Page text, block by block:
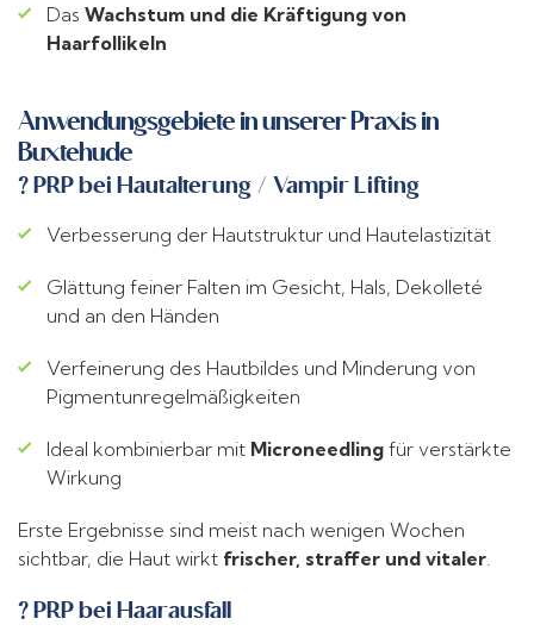
Das Wachstum und die Kräftigung von
Haarfollikeln
Anwendungsgebiete in unserer Praxis in
Buxtehude
? PRP bei Hautalterung / Vampir Lifting
Verbesserung der Hautstruktur und Hautelastizität
Glättung feiner Falten im Gesicht, Hals, Dekolleté
und an den Händen
Verfeinerung des Hautbildes und Minderung von
Pigmentunregelmäßigkeiten
Ideal kombinierbar mit Microneedling für verstärkte
Wirkung
Erste Ergebnisse sind meist nach wenigen Wochen
sichtbar, die Haut wirkt frischer, straffer und vitaler
? PRP bei Haarausfall